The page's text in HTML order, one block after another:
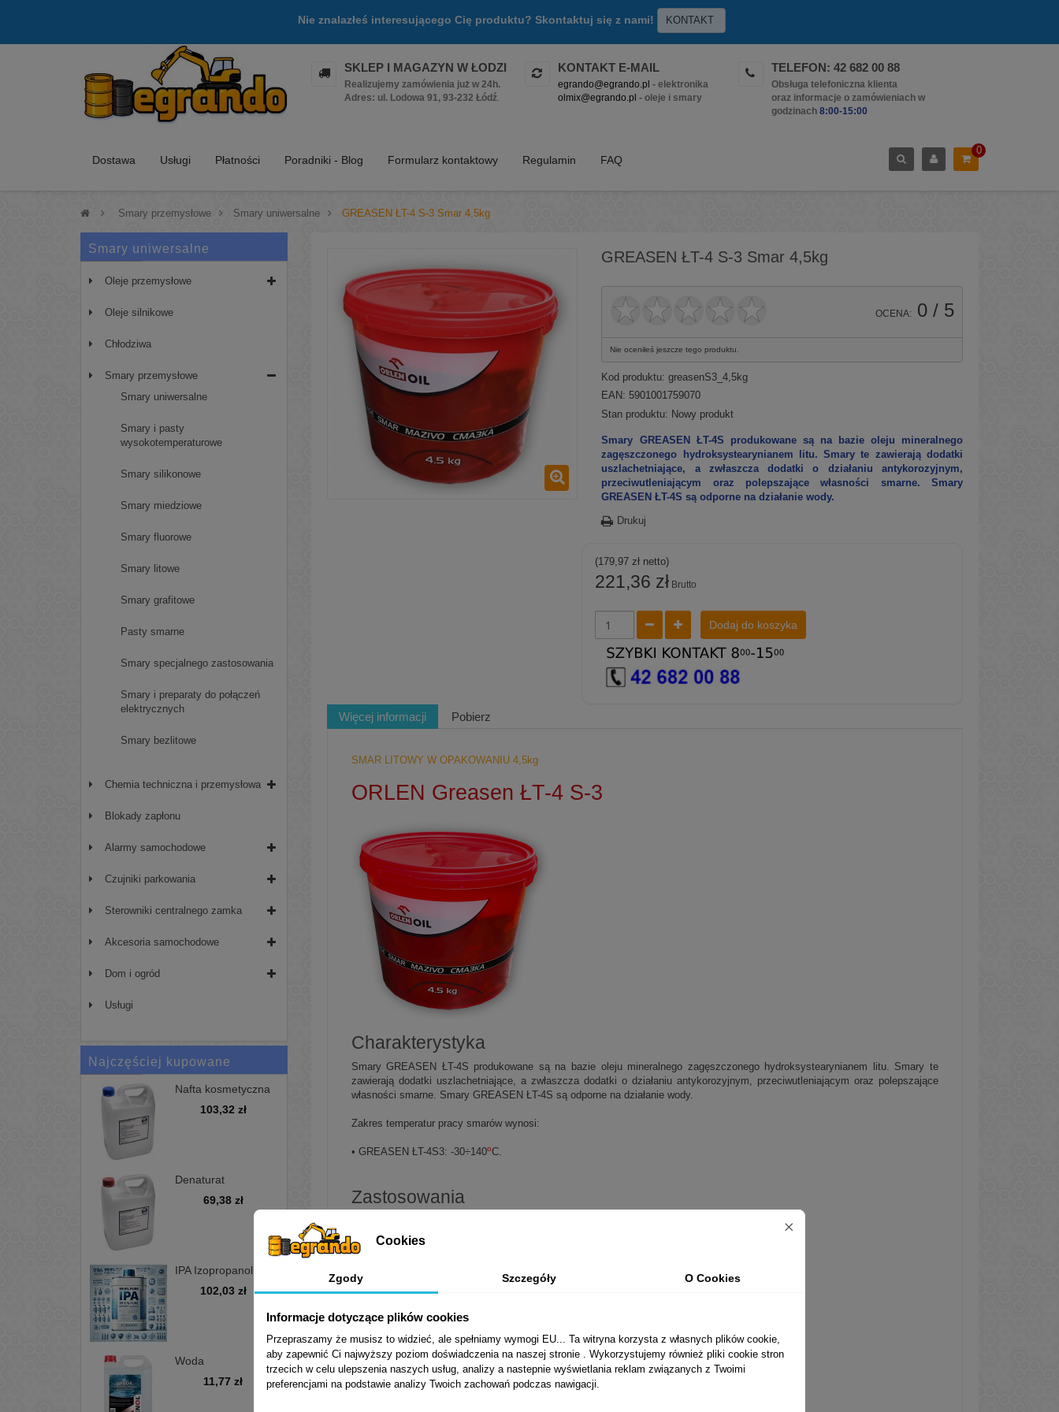
Nie znalazłeś interesującego Cię produktu? Skontaktuj się z nami! KONTAKT
SKLEP I MAGAZYN W ŁODZI
Realizujemy zamówienia już w 24h.
Adres: ul. Lodowa 91, 93-232 Łódź.
KONTAKT E-MAIL
egrando@egrando.pl - elektronika
olmix@egrando.pl - oleje i smary
TELEFON: 42 682 00 88
Obsługa telefoniczna klienta
oraz informacje o zamówieniach w
godzinach 8:00-15:00
Dostawa Usługi Płatności Poradniki - Blog Formularz kontaktowy Regulamin FAQ
0
> Smary przemysłowe > Smary uniwersalne > GREASEN ŁT-4 S-3 Smar 4,5kg
Smary uniwersalne
Oleje przemysłowe
Oleje silnikowe
Chłodziwa
Smary przemysłowe
Smary uniwersalne
Smary i pasty
wysokotemperaturowe
Smary silikonowe
Smary miedziowe
Smary fluorowe
Smary litowe
Smary grafitowe
Pasty smarne
Smary specjalnego zastosowania
Smary i preparaty do połączeń
elektrycznych
Smary bezlitowe
Chemia techniczna i przemysłowa
Blokady zapłonu
Alarmy samochodowe
Czujniki parkowania
Sterowniki centralnego zamka
Akcesoria samochodowe
Dom i ogród
Usługi
Najczęściej kupowane
Nafta kosmetyczna
kanister 5L
103,32 zł
Denaturat
minimum 97%, opak
69,38 zł
IPA Izopropanol
izopropylowy 99,9%
102,03 zł
Woda
11,77 zł
GREASEN ŁT-4 S-3 Smar 4,5kg
OCENA: 0/ 5
Nie oceniłeś jeszcze tego produktu.
Kod produktu: greasenS3_4,5kg
EAN: 5901001759070
Stan produktu: Nowy produkt
Smary GREASEN ŁT-4S produkowane są na bazie oleju mineralnego
zagęszczonego hydroksystearynianem litu. Smary te zawierają dodatki
uszlachetniające, a zwłaszcza dodatki o działaniu antykorozyjnym,
przeciwutleniającym oraz polepszające własności smarne. Smary
GREASEN ŁT-4S są odporne na działanie wody.
Drukuj
(179,97 zł netto)
221,36 złBrutto
Dodaj do koszyka
Więcej informacji Pobierz
SMAR LITOWY W OPAKOWANIU 4,5kg
ORLEN Greasen ŁT-4 S-3
Charakterystyka
Smary GREASEN ŁT-4S produkowane są na bazie oleju mineralnego zagęszczonego hydroksystearynianem litu. Smary te
zawierają dodatki uszlachetniające, a zwłaszcza dodatki o działaniu antykorozyjnym, przeciwutleniającym oraz polepszające
własności smarne. Smary GREASEN ŁT-4S są odporne na działanie wody.
Zakres temperatur pracy smarów wynosi:
• GREASEN ŁT-4S3: -30÷140oC.
Zastosowania
• samochodowych łożysk tocznych,
• cięgien i prowadnic maszyn oraz innych elementów urządzeń,
• łożysk ślizgowych pracujących w dopuszczalnych zakresach temperatur
Normy, aprobaty, specyfikacje
Greasen ŁT-4S3:
DIN 51 502: KP3N-30
ISO 6743-9: CDEA-3
Cookies
Zgody Szczegóły O Cookies
Informacje dotyczące plików cookies
Przepraszamy że musisz to widzieć, ale spełniamy wymogi EU... Ta witryna korzysta z własnych plików cookie,
aby zapewnić Ci najwyższy poziom doświadczenia na naszej stronie . Wykorzystujemy również pliki cookie stron
trzecich w celu ulepszenia naszych usług, analizy a nastepnie wyświetlania reklam związanych z Twoimi
preferencjami na podstawie analizy Twoich zachowań podczas nawigacji.